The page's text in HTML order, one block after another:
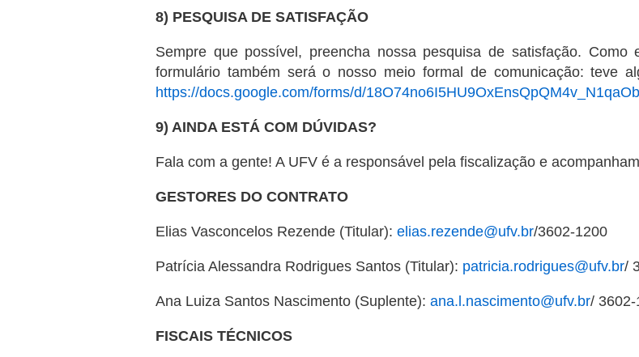
8) PESQUISA DE SATISFAÇÃO
Sempre que possível, preencha nossa pesquisa de satisfação.
formulário também será o nosso meio formal de comunicação: teve
https://docs.google.com/forms/d/
9) AINDA ESTÁ COM DÚVIDAS?
Fala com a gente! A UFV é a responsável pela fiscalização e
GESTORES DO CONTRATO
Elias Vasconcelos Rezende (Titular): elias.rezende@ufv.br/3602-1200
Patrícia Alessandra Rodrigues Santos (Titular): patricia.rodrigues@ufv.br/
Ana Luiza Santos Nascimento (Suplente): ana.l.nascimento@ufv.br/ 3602-
FISCAIS TÉCNICOS